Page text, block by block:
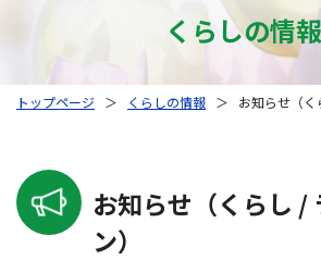
くらしの情報
トップページ ＞ くらしの情報 ＞ お知らせ（く
お知らせ（くらし /
ン）